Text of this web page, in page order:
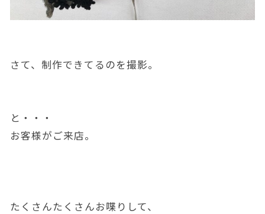
さて、制作できてるのを撮影。
と・・・
お客様がご来店。
たくさんたくさんお喋りして、